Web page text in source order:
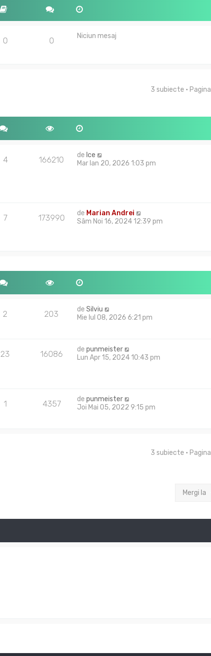
0 0 Niciun mesaj
3 subiecte • Pagina
4 166210 de Ice
Mar Ian 20, 2026 1:03 pm
7 173990 de Marian Andrei
Sâm Noi 16, 2024 12:39 pm
2 203 deSilviu
Mie Iul 08, 2026 6:21 pm
23 16086 depunmeister
Lun Apr 15, 2024 10:43 pm
1 4357 depunmeister
Joi Mai 05, 2022 9:15 pm
3 subiecte • Pagina
Mergi la